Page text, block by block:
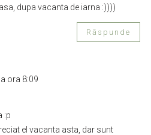
dupa vacanta de iarna :))))
Răspunde
ora 8:09
:p
el vacanta asta, dar sunt